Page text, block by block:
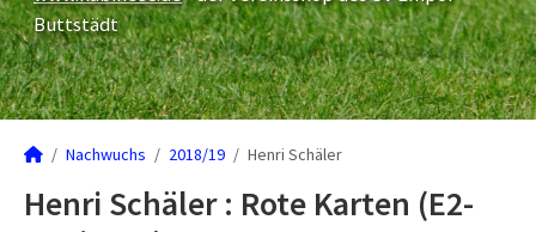
Buttstädt
Nachwuchs 2018/19 Henri Schäler
Henri Schäler : Rote Karten (E2-